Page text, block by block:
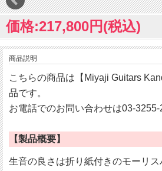
価格:217,800円(税込)
商品説明
こちらの商品は【Miyaji Guitars
品です。
お電話でのお問い合わせは03-3255-
【製品概要】
生音の良さは折り紙付きのモーリ